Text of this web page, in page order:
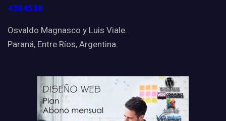
4384338
Osvaldo Magnasco y Luis Viale.
Paraná, Entre Ríos, Argentina.